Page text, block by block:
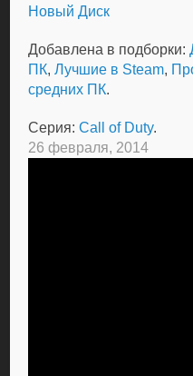
Новый Диск
Добавлена в подборки:
ПК,Лучшие в Steam,
средних ПК.
Серия:Call of Duty.
26 февраля, 2014